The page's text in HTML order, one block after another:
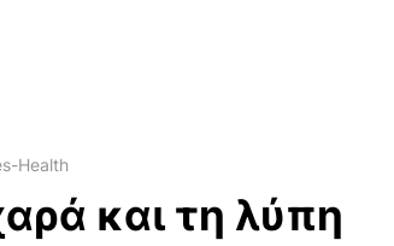
Health
και τη λύπη